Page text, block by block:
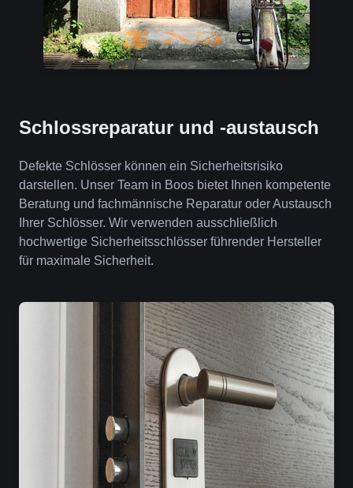
Schlossreparatur und -austausch
Defekte Schlösser können ein Sicherheitsrisiko
darstellen. Unser Team in Boos bietet Ihnen kompetente
Beratung und fachmännische Reparatur oder Austausch
Ihrer Schlösser. Wir verwenden ausschließlich
hochwertige Sicherheitsschlösser führender Hersteller
für maximale Sicherheit.